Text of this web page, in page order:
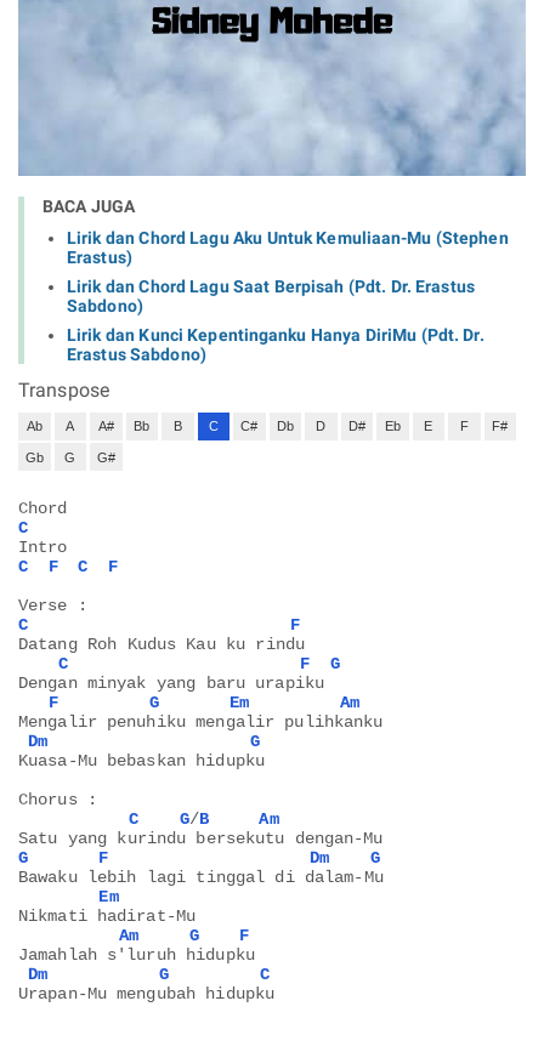
BACA JUGA
Lirik dan Chord Lagu Aku Untuk Kemuliaan-Mu (Stephen
Erastus)
Lirik dan Chord Lagu Saat Berpisah (Pdt. Dr. Erastus
Sabdono)
Lirik dan Kunci Kepentinganku Hanya DiriMu (Pdt. Dr.
Erastus Sabdono)
Transpose
Ab A A# Bb B C C# Db D D# Eb E F F#
Gb G G#
Chord
C
Intro
C
F C
F
Verse :
C
F
Datang Roh Kudus Kau ku rindu
C
F
G
Dengan minyak yang baru urapiku
F
G Em
Am
Mengalir penuhiku mengalir pulihkanku
Dm
G
Kuasa-Mu bebaskan hidupku
Chorus :
C
G/B
Am
Satu yang kurindu bersekutu dengan-Mu
G
F Dm
G
Bawaku lebih lagi tinggal di dalam-Mu
Em
Nikmati hadirat-Mu
Am
G
F
Jamahlah s'luruh hidupku
Dm
G
C
Urapan-Mu mengubah hidupku